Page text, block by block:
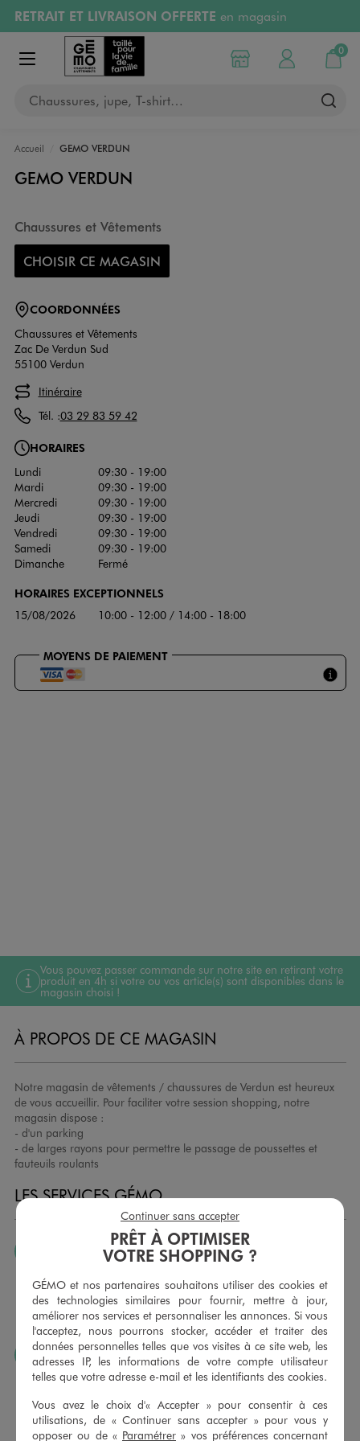
Aller au contenu principal
Aller à la navigation
RETRAIT ET LIVRAISON OFFERTE en magasin
Retours OFFERTSpendant 30 jours
PAYEZ EN 3x SANS FRAIS
RÉSERVATION GRATUITE
Afficher le menu
Chaussures, jupe, T-shirt…
Choisir mon magasin
Mon compte
0
Mon
Accueil GEMO VERDUN
GEMO VERDUN
Chaussures et Vêtements
CHOISIR CE MAGASIN
COORDONNÉES
Chaussures et Vêtements
Zac De Verdun Sud
55100 Verdun
Itinéraire
Tél. :03 29 83 59 42
HORAIRES
Lundi
09:30 - 19:00
Mardi
09:30 - 19:00
Mercredi
09:30 - 19:00
Jeudi
09:30 - 19:00
Vendredi
09:30 - 19:00
Samedi
09:30 - 19:00
Dimanche
Fermé
HORAIRES EXCEPTIONNELS
15/08/2026 10:00 - 12:00 / 14:00 - 18:00
MOYENS DE PAIEMENT
Vous pouvez passer commande sur notre site en retirant votre
produit en 4h si votre ou vos article(s) sont disponibles dans le
magasin choisi !
À PROPOS DE CE MAGASIN
Notre magasin de vêtements / chaussures de Verdun est heureux
de vous accueillir. Pour faciliter votre session shopping, notre
magasin dispose :
- d'un parking
- de larges rayons pour permettre le passage de poussettes et
fauteuils roulants
LES SERVICES GÉMO
JE PEUX CHANGER D’AVIS
remboursement pour tout article non porté, non retouché,
sous 30 jours, sur simple présentation du ticket de caisse,
dans tous les magasins GÉMO.
JE PEUX FAIRE RETOUCHER MES ARTICLES
Ourlets, ceintures… vous avez la possibilité de faire
sont à votre disposition sur simple demande. Voir
conditions en magasins.
PRÊT À OPTIMISER
VOTRE SHOPPING ?
GÉMO et nos partenaires souhaitons utiliser des cookies et
des technologies similaires pour fournir, mettre à jour,
améliorer nos services et personnaliser les annonces. Si vous
l'acceptez, nous pourrons stocker, accéder et traiter des
données personnelles telles que vos visites à ce site web, les
adresses IP, les informations de votre compte utilisateur
telles que votre adresse e-mail et les identifiants des cookies.
Vous avez le choix d'« Accepter » pour consentir à ces
utilisations, de « Continuer sans accepter » pour vous y
opposer ou de « Paramétrer » vos préférences concernant
Continuer sans accepter